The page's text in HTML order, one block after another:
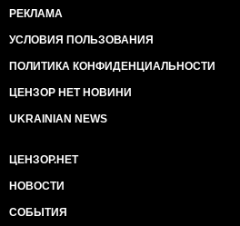
РЕКЛАМА
УСЛОВИЯ ПОЛЬЗОВАНИЯ
ПОЛИТИКА КОНФИДЕНЦИАЛЬНОСТИ
ЦЕНЗОР НЕТ НОВИНИ
UKRAINIAN NEWS
ЦЕНЗОР.НЕТ
НОВОСТИ
СОБЫТИЯ